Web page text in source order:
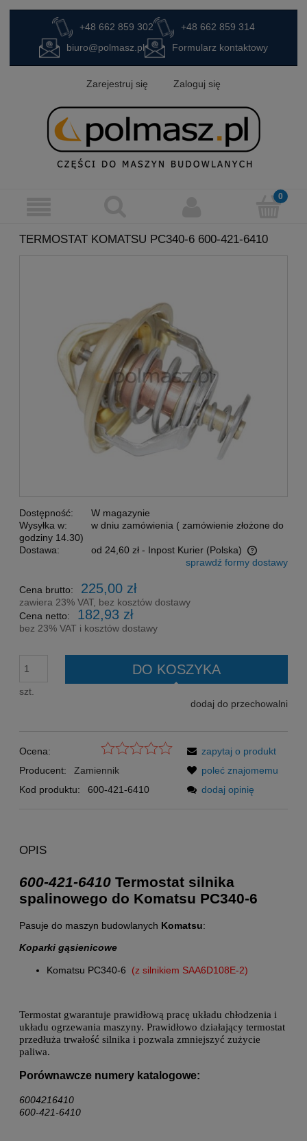
+48 662 859 302
+48 662 859 314
biuro@polmasz.pl
Formularz kontaktowy
Zarejestruj się Zaloguj się
TERMOSTAT KOMATSU PC340-6 600-421-6410
Dostępność:
W magazynie
Wysyłka w:
w dniu zamówienia ( zamówienie złożone do
godziny 14.30)
Dostawa:
od 24,60 zł - Inpost Kurier (Polska)
Cena nie zawiera ewentualnych kosztów płatnościsprawdź formy dostawy
Cena brutto: 225,00 zł
zawiera 23% VAT, bez kosztów dostawy
Cena netto:
182,93 zł
bez 23% VAT i kosztów dostawy
szt.
DO KOSZYKA
dodaj do przechowalni
Ocena:
Producent:
Zamiennik
Kod produktu:
600-421-6410
zapytaj o produkt
poleć znajomemu
dodaj opinię
OPIS
600-421-6410 Termostat silnika
spalinowego do Komatsu PC340-6
Pasuje do maszyn budowlanych Komatsu:
Koparki gąsienicowe
Komatsu PC340-6 (z silnikiem SAA6D108E-2)
Termostat gwarantuje prawidłową pracę układu chłodzenia i
układu ogrzewania maszyny. Prawidłowo działający termostat
przedłuża trwałość silnika i pozwala zmniejszyć zużycie
paliwa.
Porównawcze numery katalogowe:
6004216410
600-421-6410